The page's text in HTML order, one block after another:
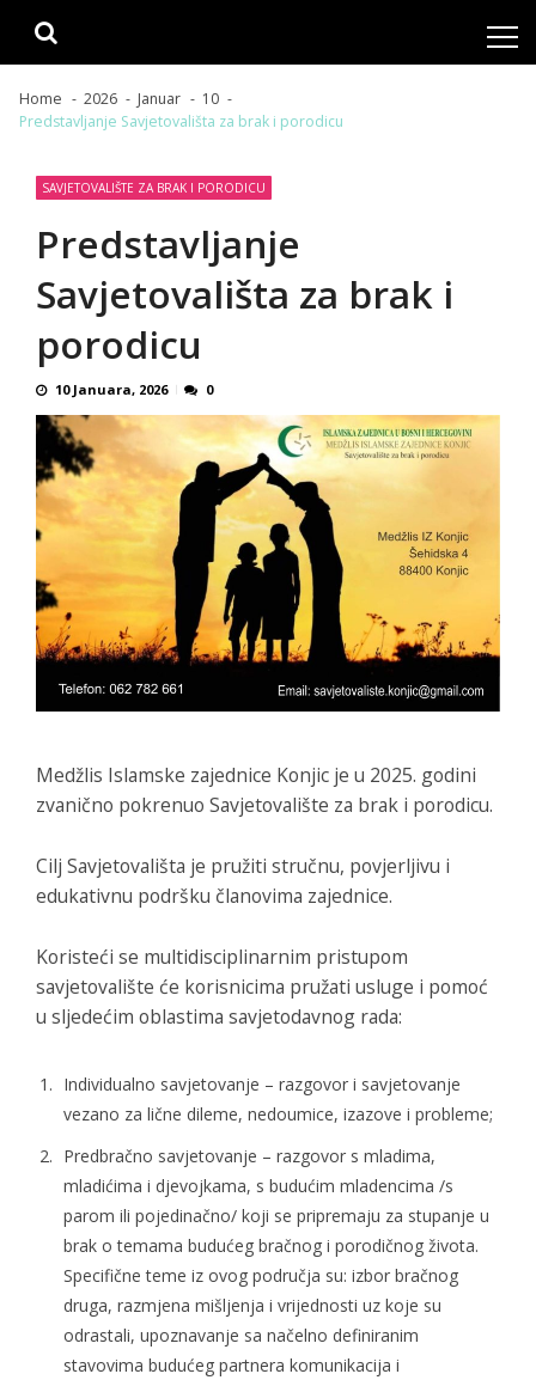
Home 2026 Januar
10
Predstavljanje Savjetovališta za brak i porodicu
SAVJETOVALIŠTE ZA BRAK I PORODICU
Predstavljanje
Savjetovališta za brak i
porodicu
10 Januara, 2026 0
Medžlis Islamske zajednice Konjic je u 2025. godini
zvanično pokrenuo Savjetovalište za brak i porodicu.
Cilj Savjetovališta je pružiti stručnu, povjerljivu i
edukativnu podršku članovima zajednice.
Koristeći se multidisciplinarnim pristupom
savjetovalište će korisnicima pružati usluge i pomoć
u sljedećim oblastima savjetodavnog rada:
Individualno savjetovanje – razgovor i savjetovanje
vezano za lične dileme, nedoumice, izazove i probleme;
Predbračno savjetovanje – razgovor s mladima,
mladićima i djevojkama, s budućim mladencima /s
parom ili pojedinačno/ koji se pripremaju za stupanje u
brak o temama budućeg bračnog i porodičnog života.
Specifične teme iz ovog područja su: izbor bračnog
druga, razmjena mišljenja i vrijednosti uz koje su
odrastali, upoznavanje sa načelno definiranim
stavovima budućeg partnera komunikacija i